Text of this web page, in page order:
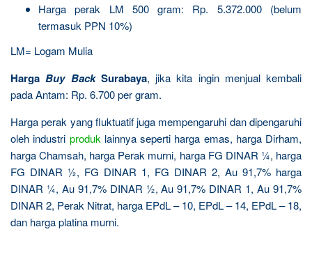
Harga perak LM 500 gram: Rp. 5.372.000 (belum
termasuk PPN 10%)
LM= Logam Mulia
HargaBuy BackSurabaya, jika kita ingin menjual kembali
pada Antam: Rp. 6.700 per gram.
Harga perak yang fluktuatif juga mempengaruhi dan dipengaruhi
oleh industri produk lainnya seperti harga emas, harga Dirham,
harga Chamsah, harga Perak murni, harga FG DINAR ¼, harga
FG DINAR ½, FG DINAR 1, FG DINAR 2, Au 91,7% harga
DINAR ¼, Au 91,7% DINAR ½, Au 91,7% DINAR 1, Au 91,7%
DINAR 2, Perak Nitrat, harga EPdL – 10, EPdL – 14, EPdL – 18,
dan harga platina murni.